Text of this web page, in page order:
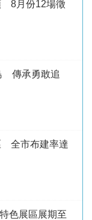
8月份12場徵
傳承勇敢追
全市布建率達
色展區展期至